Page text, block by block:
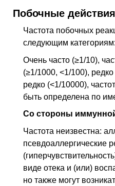
Побочные действия
Частота побочных
следующим категориям:
Очень часто (≥1/10),
(≥1/1000, <1/100),
редко (<1/10000),
быть определена по
Со стороны
Частота неизвестна:
псевдоаллергические
виде отека и (или)
но также могут